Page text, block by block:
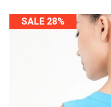
SALE 28%